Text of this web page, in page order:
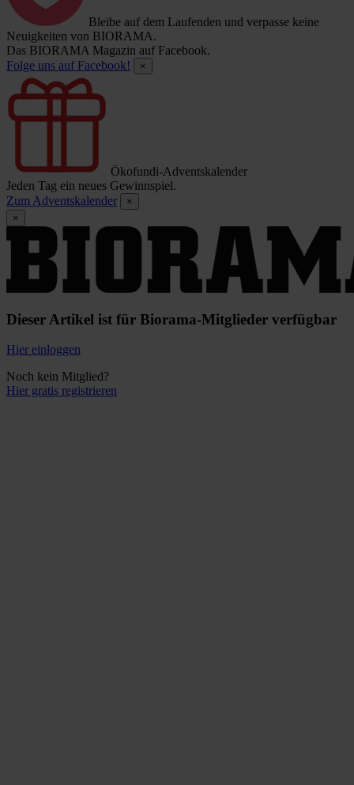
Bleibe auf dem Laufenden und verpasse keine
Neuigkeiten von BIORAMA.
Das BIORAMA Magazin auf Facebook.
Folge uns auf Facebook!
×
Ökofundi-Adventskalender
Jeden Tag ein neues Gewinnspiel.
Zum Adventskalender
×
×
Dieser Artikel ist für Biorama-Mitglieder verfügbar
Hier einloggen
Noch kein Mitglied?
Hier gratis registrieren